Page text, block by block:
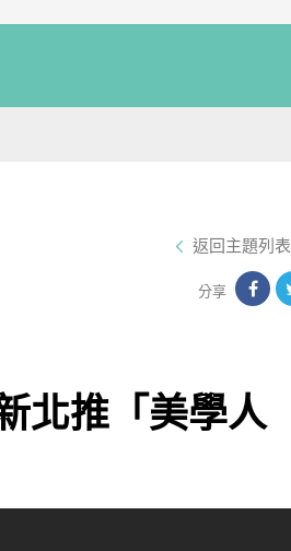
返回主題列表
分享
北推「美學人